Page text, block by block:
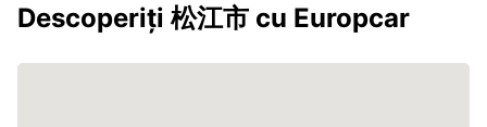
Descoperiți 松江市 cu Europcar